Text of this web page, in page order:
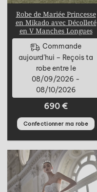
Robe de Mariée Princesse
en Mikado avec Décolleté
en V Manches Longues
Commande
aujourd’hui – Reçois ta
robe entre le
08/09/2026 -
08/10/2026
690 €
Confectionner ma robe